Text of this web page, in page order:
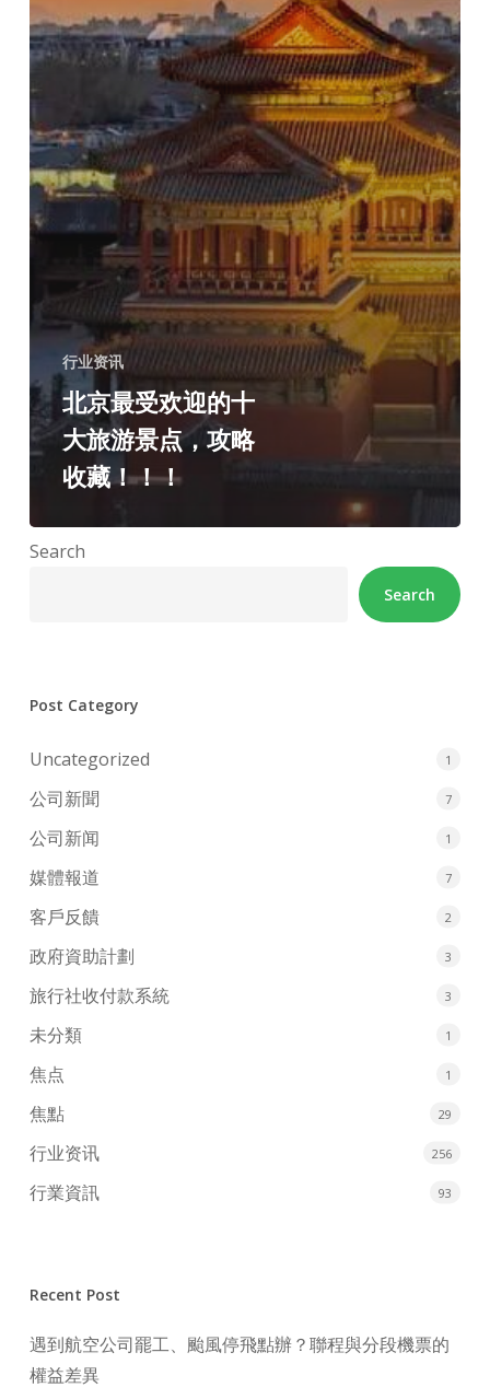
行业资讯
北京最受欢迎的十
大旅游景点，攻略
收藏！！！
Search
Search
Post Category
Uncategorized 1
公司新聞 7
公司新闻 1
媒體報道 7
客戶反饋 2
政府資助計劃 3
旅行社收付款系統 3
未分類 1
焦点 1
焦點 29
行业资讯 256
行業資訊 93
Recent Post
遇到航空公司罷工、颱風停飛點辦？聯程與分段機票的
權益差異